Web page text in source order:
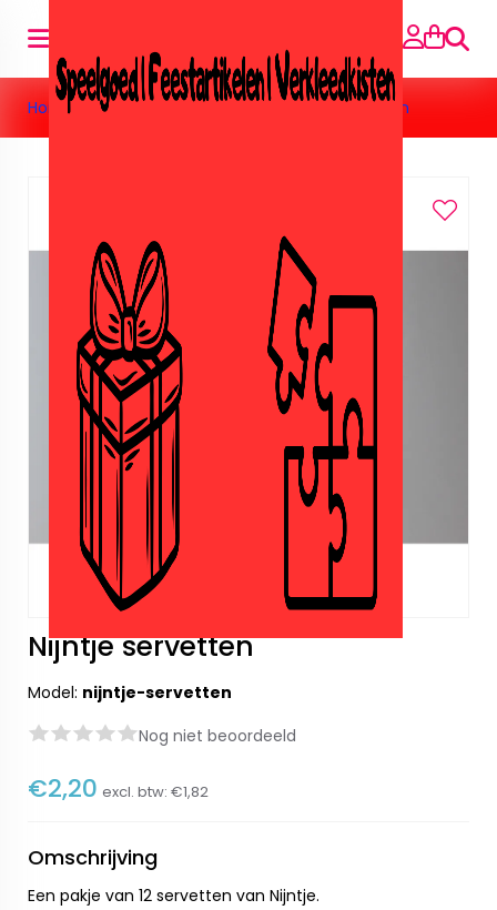
Home >Feestartikelen>Nijntje > Nijntje servetten
Nijntje servetten
Model: nijntje-servetten
Nog niet beoordeeld
€2,20 excl. btw: €1,82
Omschrijving
Een pakje van 12 servetten van Nijntje.